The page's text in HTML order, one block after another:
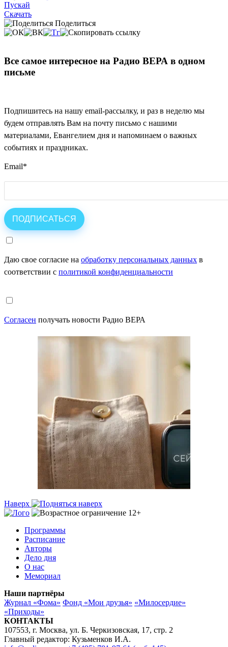
Пускай
Скачать
Поделиться
Все самое интересное на Радио ВЕРА в одном
письме
Подпишитесь на нашу email-рассылку, и раз в неделю мы
будем отправлять Вам на почту письмо с нашими
материалами, Евангелием дня и напоминаем о важных
событиях и праздниках.
Email*
Даю свое согласие на обработку персональных данных в
соответствии с политикой конфиденциальности
Согласен получать новости Радио ВЕРА
Наверх
Программы
Расписание
Авторы
Дело дня
О нас
Мемориал
Наши партнёры
Журнал «Фома» Фонд «Мои друзья» «Милосердие»
«Приходы»
КОНТАКТЫ
107553, г. Москва, ул. Б. Черкизовская, 17, стр. 2
Главный редактор: Кузьменков И.А.